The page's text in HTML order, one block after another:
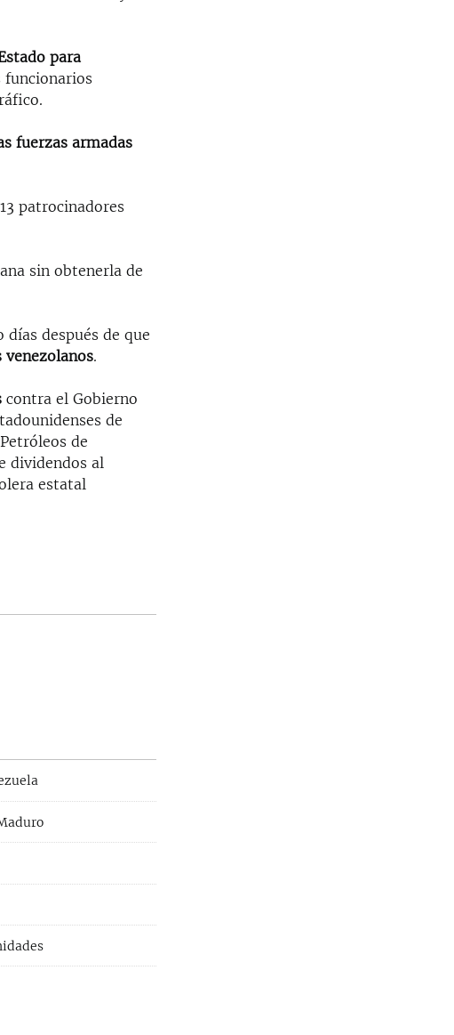
para
funcionarios
fuerzas armadas
patrocinadores
sin obtenerla de
después de que
.
contra el Gobierno
de
de
dividendos al
estatal